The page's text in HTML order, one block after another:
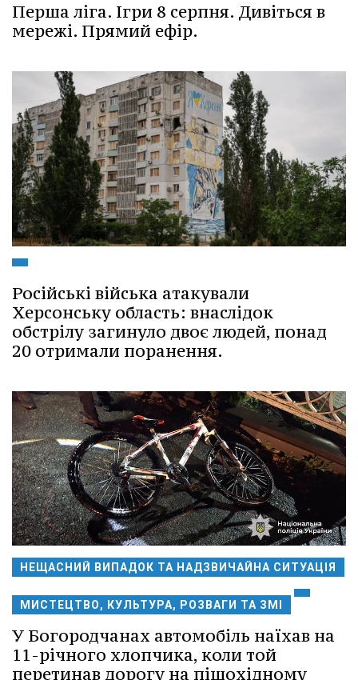
Перша ліга. Ігри 8 серпня. Дивіться в
мережі. Прямий ефір.
Російські війська атакували
Херсонську область: внаслідок
обстрілу загинуло двоє людей, понад
20 отримали поранення.
НЕЩАСНИЙ ВИПАДОК ТА НАДЗВИЧАЙНА СИТУАЦІЯ
МИСТЕЦТВО, КУЛЬТУРА, РОЗВАГИ ТА ЗМІ
У Богородчанах автомобіль наїхав на
11-річного хлопчика, коли той
перетинав дорогу на пішохідному